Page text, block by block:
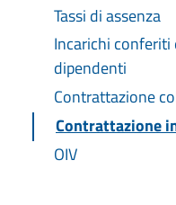
Tassi di assenza
Incarichi conferiti
dipendenti
Contrattazione
Contrattazione
OIV